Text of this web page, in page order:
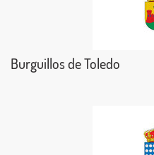
Burguillos de Toledo